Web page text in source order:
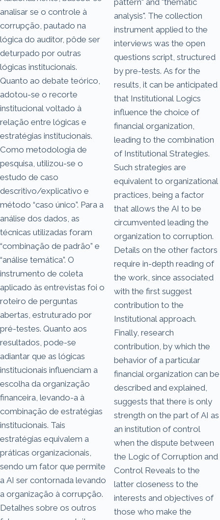
analisar se o controle à
corrupção, pautado na
lógica do auditor, pôde ser
deturpado por outras
lógicas institucionais.
Quanto ao debate teórico,
adotou-se o recorte
institucional voltado à
relação entre lógicas e
estratégias institucionais.
Como metodologia de
pesquisa, utilizou-se o
estudo de caso
descritivo/explicativo e
método “caso único”. Para a
análise dos dados, as
técnicas utilizadas foram
“combinação de padrão” e
“análise temática”. O
instrumento de coleta
aplicado às entrevistas foi o
roteiro de perguntas
abertas, estruturado por
pré-testes. Quanto aos
resultados, pode-se
adiantar que as lógicas
institucionais influenciam a
escolha da organização
financeira, levando-a à
combinação de estratégias
institucionais. Tais
estratégias equivalem a
práticas organizacionais,
sendo um fator que permite
a AI ser contornada levando
a organização à corrupção.
Detalhes sobre os outros
analysis". The collection
instrument applied to the
interviews was the open
questions script, structured
by pre-tests. As for the
results, it can be anticipated
that Institutional Logics
influence the choice of
financial organization,
leading to the combination
of Institutional Strategies.
Such strategies are
equivalent to organizational
practices, being a factor
that allows the AI to be
circumvented leading the
organization to corruption.
Details on the other factors
require in-depth reading of
the work, since associated
with the first suggest
contribution to the
Institutional approach.
Finally, research
contribution, by which the
behavior of a particular
financial organization can be
described and explained,
suggests that there is only
strength on the part of AI as
an institution of control
when the dispute between
the Logic of Corruption and
Control Reveals to the
latter closeness to the
interests and objectives of
those who make the